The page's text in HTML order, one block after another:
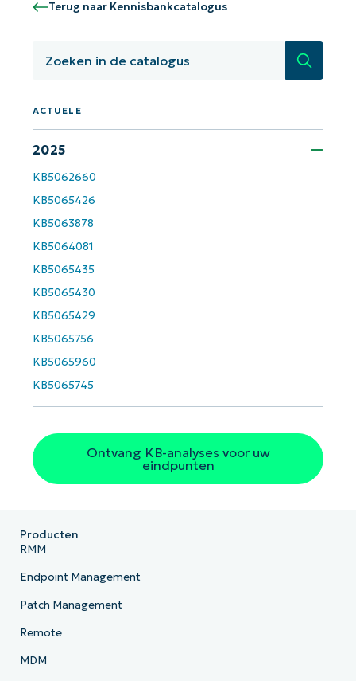
Terug naar Kennisbankcatalogus
Zoeken
ACTUELE
2025
KB5062660
KB5065426
KB5063878
KB5064081
KB5065435
KB5065430
KB5065429
KB5065756
KB5065960
KB5065745
Ontvang KB-analyses voor uw
eindpunten
Aan de slag met NinjaOne AI-
gestuurde KB-analyses!
and
last
Business
email*
number*
Land
name*
Producten
RMM
Endpoint Management
Patch Management
Remote
MDM